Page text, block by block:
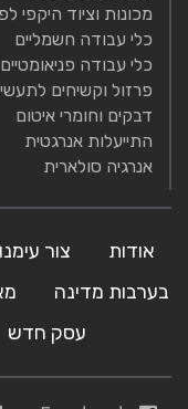
מכונות וציוד היקפי
כלי עבודה חשמליים
כלי עבודה פניאומטיים
פרזול וקשיחים
דבקים וחומרי איטום
התייעלות אנרגטית
אנרגיה סולארית
אודות צור
בערבות מדינה
עסק חדש